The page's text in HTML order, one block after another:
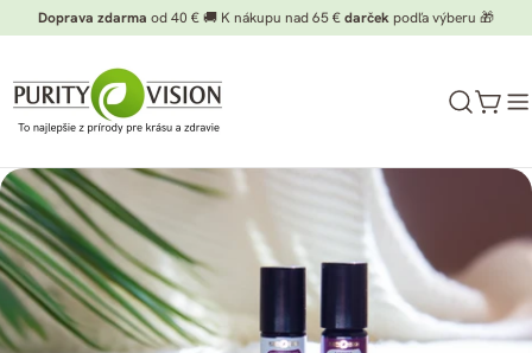
Preskočiť
obsah
Doprava zdarma od 40 € 🚚 K nákupu nad 65 €darčekpodľa výberu 🎁